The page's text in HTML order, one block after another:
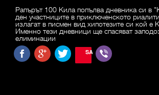
Рапърът 100 Кила попълва дневника си в
ден участниците в приключенското
излагат в писмен вид хипотезите си кой е
Именно тези дневници ще спасяват
елиминации
SAVE